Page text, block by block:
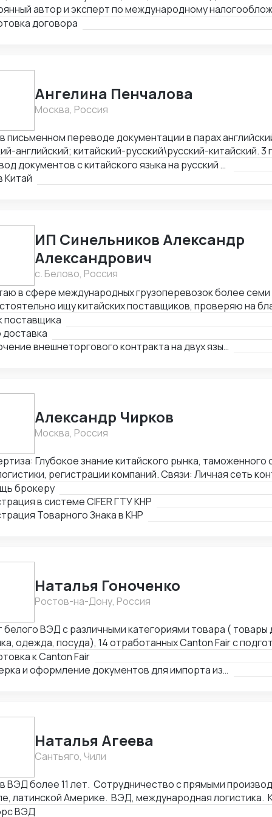
автор и эксперт по международному
MLI. Подготовка правовых заключений по
договора
Ангелина Пенчалова
Москва, Россия
письменном переводе документации в парах
английский; китайский-русский\русский-китайский. 3 года в устном
в паре китайский-русский\русский-китайский.
Перевод документов с китайского языка на русский язык
Китай
ИП Синельников Александр
Александрович
с. Белово, Россия
в сфере международных грузоперевозок более семи
ищу китайских поставщиков, проверяю на
долгосрочные торговые отношения.
с китайскими производителями от поиска поставщика
продукции на склад покупателя. Берусь за
поставщика
доставка
Заключение внешнеторгового контракта на двух языках
Александр Чирков
Москва, Россия
Глубокое знание китайского рынка,
регистрации компаний. Связи: Личная сеть
органах, банках, правительственных структурах
Ченду, Хайнань), среди крупных корпораций
другие). Достижения: Первым легализовал ввоз иван-
спасал отношения между инвесторами в
брокеру
в системе CIFER ГТУ КНР
Товарного Знака в КНР
Наталья Гоноченко
Ростов-на-Дону, Россия
белого ВЭД с различными категориями товара (
одежда, посуда), 14 отработанных Canton Fair с
матрицы. Подготовка полного пакета документов
сертификацию, образцы, ввоз и оформление.
к Canton Fair
Проверка и оформление документов для импорта из Китая
Наталья Агеева
Сантьяго, Чили
более 11 лет. Сотрудничество с прямыми производителями в Китае,
латинской Америке. ВЭД, международная логистика.
оборудование, текстиль, товары народного
ВЭД